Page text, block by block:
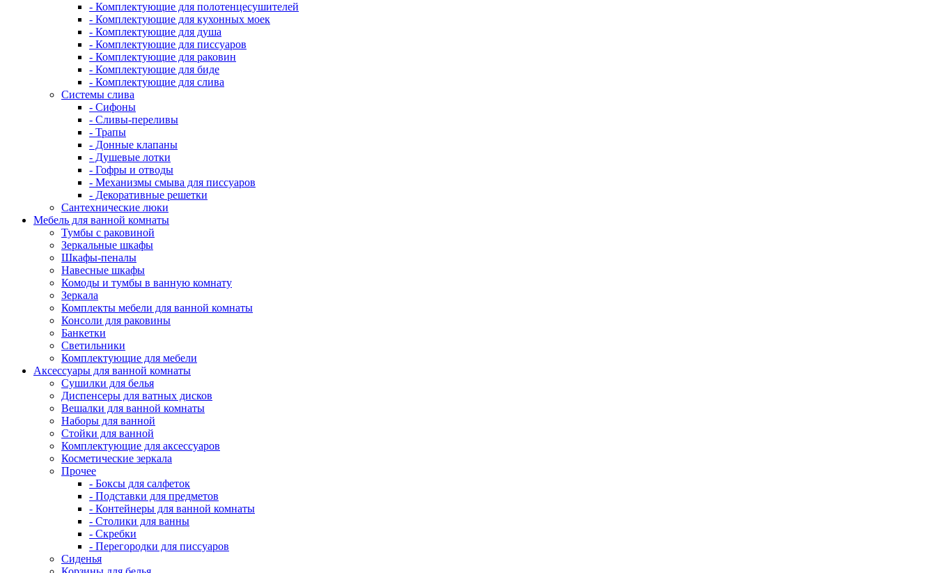
- Комплектующие для полотенцесушителей
- Комплектующие для кухонных моек
- Комплектующие для душа
- Комплектующие для писсуаров
- Комплектующие для раковин
- Комплектующие для биде
- Комплектующие для слива
Системы слива
- Сифоны
- Сливы-переливы
- Трапы
- Донные клапаны
- Душевые лотки
- Гофры и отводы
- Механизмы смыва для писсуаров
- Декоративные решетки
Сантехнические люки
Мебель для ванной комнаты
Тумбы с раковиной
Зеркальные шкафы
Шкафы-пеналы
Навесные шкафы
Комоды и тумбы в ванную комнату
Зеркала
Комплекты мебели для ванной комнаты
Консоли для раковины
Банкетки
Светильники
Комплектующие для мебели
Аксессуары для ванной комнаты
Сушилки для белья
Диспенсеры для ватных дисков
Вешалки для ванной комнаты
Наборы для ванной
Стойки для ванной
Комплектующие для аксессуаров
Косметические зеркала
Прочее
- Боксы для салфеток
- Подставки для предметов
- Контейнеры для ванной комнаты
- Столики для ванны
- Скребки
- Перегородки для писсуаров
Сиденья